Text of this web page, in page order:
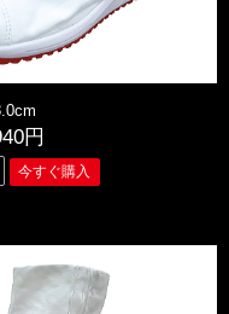
円